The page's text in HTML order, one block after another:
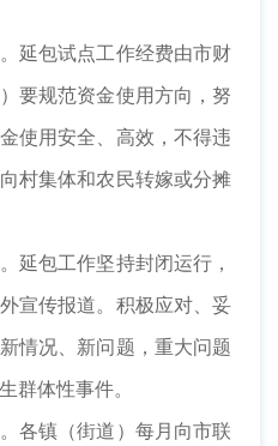
包试点工作经费由市财
要规范资金使用方向，努
使用安全、高效，不得违
村集体和农民转嫁或分摊
包工作坚持封闭运行，
宣传报道。积极应对、妥
情况、新问题，重大问题
群体性事件。
镇（街道）每月向市联